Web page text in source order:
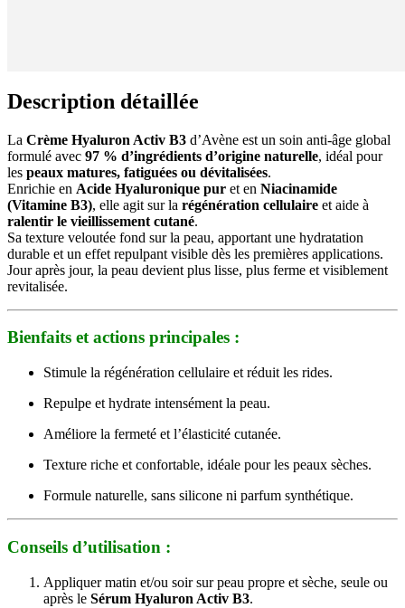
Description détaillée
La Crème Hyaluron Activ B3 d’Avène est un soin anti-âge global
formulé avec 97 % d’ingrédients d’origine naturelle, idéal pour
les peaux matures, fatiguées ou dévitalisées.
Enrichie en Acide Hyaluronique pur et en Niacinamide
(Vitamine B3), elle agit sur la régénération cellulaire et aide à
ralentir le vieillissement cutané.
Sa texture veloutée fond sur la peau, apportant une hydratation
durable et un effet repulpant visible dès les premières applications.
Jour après jour, la peau devient plus lisse, plus ferme et visiblement
revitalisée.
Bienfaits et actions principales :
Stimule la régénération cellulaire et réduit les rides.
Repulpe et hydrate intensément la peau.
Améliore la fermeté et l’élasticité cutanée.
Texture riche et confortable, idéale pour les peaux sèches.
Formule naturelle, sans silicone ni parfum synthétique.
Conseils d’utilisation :
Appliquer matin et/ou soir sur peau propre et sèche, seule ou
après le Sérum Hyaluron Activ B3.